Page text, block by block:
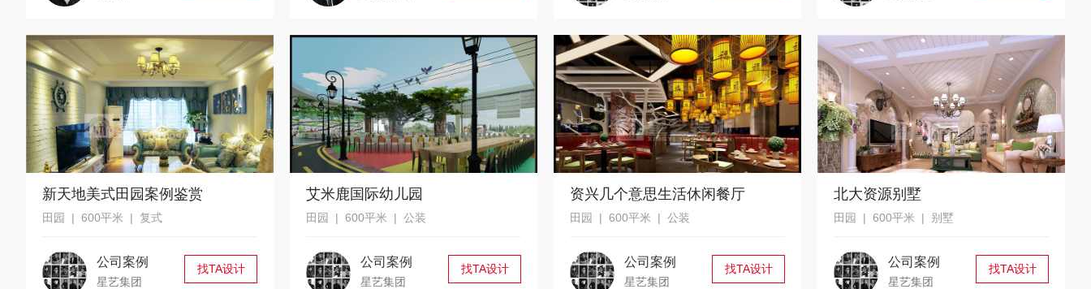
新天地美式田园案例鉴赏
田园 | 600平米 | 复式
公司案例
星艺集团
找TA设计
艾米鹿国际幼儿园
田园 | 600平米 | 公装
公司案例
星艺集团
找TA设计
资兴几个意思生活休闲餐厅
田园 | 600平米 | 公装
公司案例
星艺集团
找TA设计
北大资源别墅
田园 | 600平米 | 别墅
公司案例
星艺集团
找TA设计